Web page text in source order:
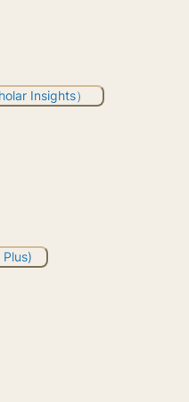
Insights）
Plus)